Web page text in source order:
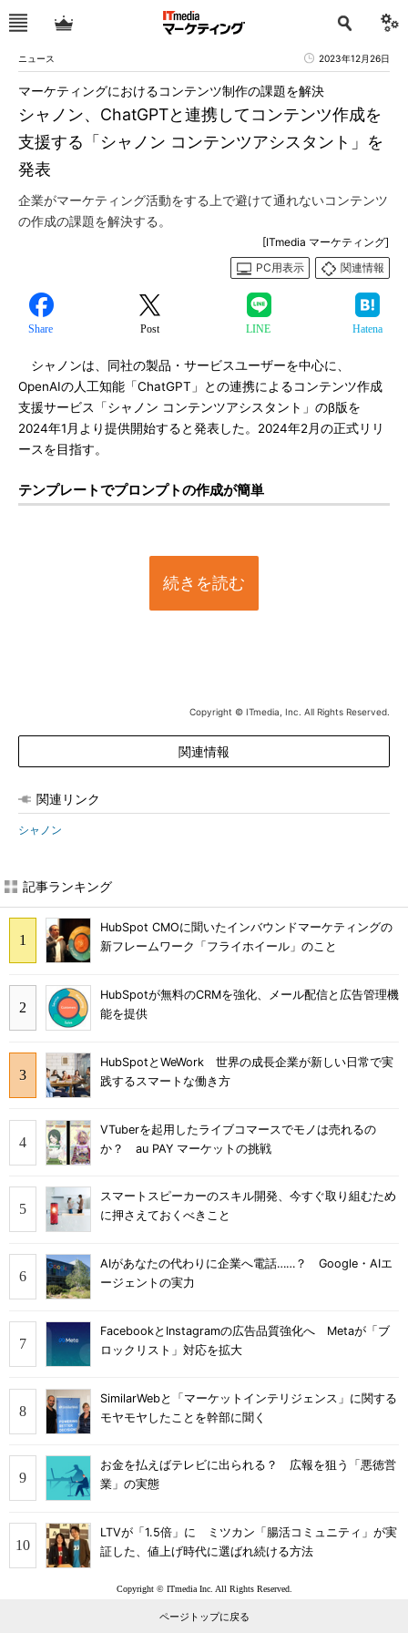
ニュース 2023年12月26日
シャノン、ChatGPTと連携してコンテンツ作成を
支援する「シャノン コンテンツアシスタント」を
発表
マーケティングにおけるコンテンツ制作の課題を解決
企業がマーケティング活動をする上で避けて通れないコンテンツ
の作成の課題を解決する。
[ITmedia マーケティング]
PC用表示
関連情報
Share Post LINE Hatena
シャノンは、同社の製品・サービスユーザーを中心に、
OpenAIの人工知能「ChatGPT」との連携によるコンテンツ作成
支援サービス「シャノン コンテンツアシスタント」のβ版を
2024年1月より提供開始すると発表した。2024年2月の正式リリ
ースを目指す。
テンプレートでプロンプトの作成が簡単
続きを読む
Copyright © ITmedia, Inc. All Rights Reserved.
関連情報
関連リンク
シャノン
記事ランキング
HubSpot CMOに聞いたインバウンドマーケティングの
新フレームワーク「フライホイール」のこと
HubSpotが無料のCRMを強化、メール配信と広告管理機
能を提供
HubSpotとWeWork 世界の成長企業が新しい日常で実
践するスマートな働き方
VTuberを起用したライブコマースでモノは売れるの
か？ au PAY マーケットの挑戦
スマートスピーカーのスキル開発、今すぐ取り組むため
に押さえておくべきこと
AIがあなたの代わりに企業へ電話……？ Google・AIエ
ージェントの実力
FacebookとInstagramの広告品質強化へ Metaが「ブ
ロックリスト」対応を拡大
SimilarWebと「マーケットインテリジェンス」に関する
モヤモヤしたことを幹部に聞く
お金を払えばテレビに出られる？ 広報を狙う「悪徳営
業」の実態
LTVが「1.5倍」に ミツカン「腸活コミュニティ」が実
証した、値上げ時代に選ばれ続ける方法
Copyright © ITmedia Inc. All Rights Reserved.
ページトップに戻る